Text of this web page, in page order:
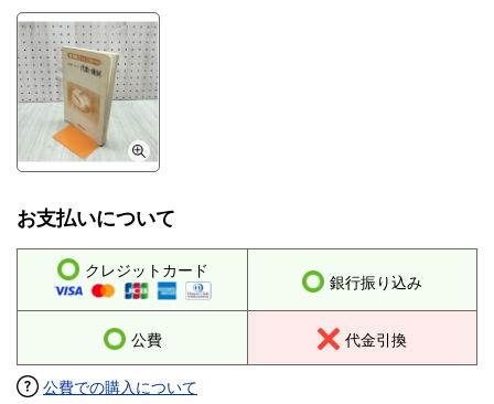
お支払いについて
クレジットカード
銀行振り込み
公費 代金引換
公費での購入について